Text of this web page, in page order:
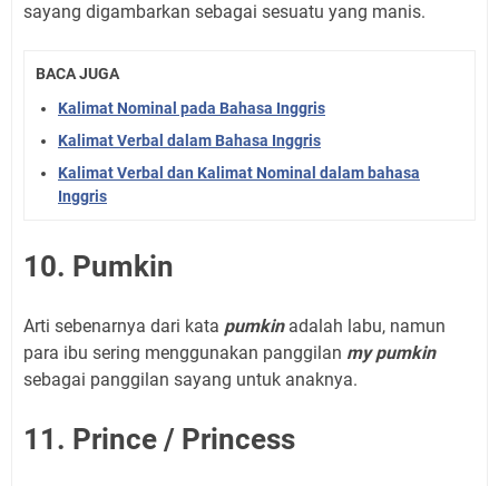
sayang digambarkan sebagai sesuatu yang manis.
BACA JUGA
Kalimat Nominal pada Bahasa Inggris
Kalimat Verbal dalam Bahasa Inggris
Kalimat Verbal dan Kalimat Nominal dalam bahasa
Inggris
10. Pumkin
Arti sebenarnya dari kata pumkinadalah labu, namun
para ibu sering menggunakan panggilan my pumkin
sebagai panggilan sayang untuk anaknya.
11. Prince / Princess